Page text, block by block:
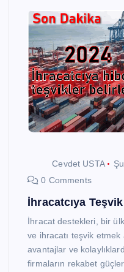
Cevdet USTA
0 Comments
İhracatcıya
İhracat destekleri, bir
ve ihracatı teşvik
avantajlar ve
firmaların rekabet